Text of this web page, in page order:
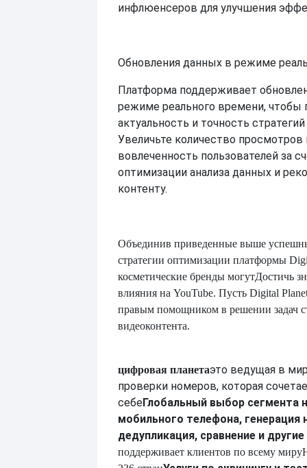
инфлюенсеров для улучшения
Обновления данных в режиме
Платформа поддерживает
режиме реального времени, чтобы
актуальность и точность
Увеличьте количество просмотров
вовлеченность пользователей за
оптимизации анализа данных и
контенту.
Объединив приведенные выше
стратегии оптимизации платформы
косметические бренды могутДостичь
влияния на YouTube. Пусть Digital
правым помощником в решении задач
видеоконтента.
цифровая планетаэто ведущая в
проверки номеров, которая
себеГлобальный выбор сегмента
мобильного телефона, генерация
дедупликация, сравнение и
поддерживает клиентов по всему миру